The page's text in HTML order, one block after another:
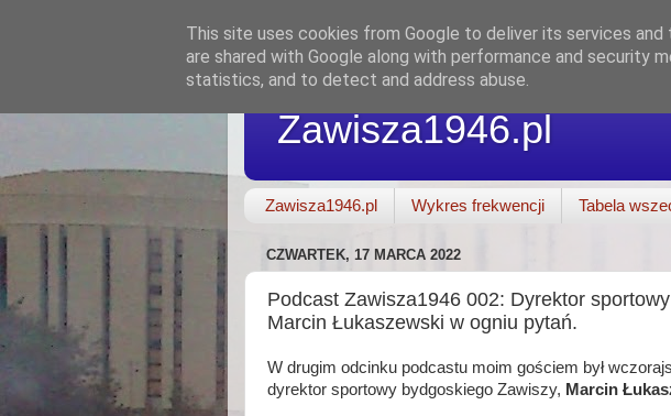
Zawisza1946.pl
Zawisza1946.pl Wykres frekwencji Tabela
CZWARTEK, 17 MARCA 2022
Podcast Zawisza1946 002: Dyrektor
Marcin Łukaszewski w ogniu pytań.
W drugim odcinku podcastu moim gościem był
dyrektor sportowy bydgoskiego Zawiszy, Marcin
This site uses cookies from Google to deliver its services
are shared with Google along with performance and security
statistics, and to detect and address abuse.